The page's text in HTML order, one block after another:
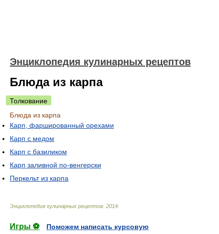
Энциклопедия кулинарных рецептов
Блюда из карпа
Толкование
Блюда из карпа
Карп, фаршированный орехами
Карп с медом
Карп с базиликом
Карп заливной по-венгерски
Перкельт из карпа
Энциклопедия кулинарных рецептов 2014
Игры ⚽
Поможем написать курсовую